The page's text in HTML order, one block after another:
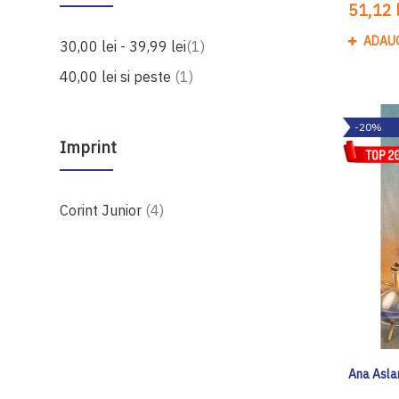
30,00 lei - 39,99 lei 1produs
40,00 lei si peste 1produs
Imprint
Corint Junior 4produse
51,12
-20%
Ana